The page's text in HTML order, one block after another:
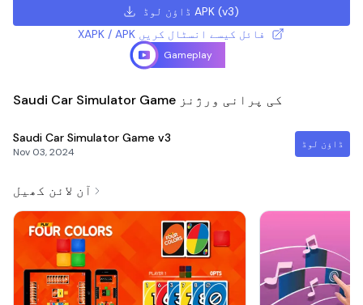
ڈاؤن لوڈ APK (v3)
XAPK / APK فائل کیسے انسٹال کریں
Gameplay
Saudi Car Simulator Game کی پرانی ورژنز
Saudi Car Simulator Game v3
Nov 03, 2024
ڈاؤن لوڈ
آن لائن کھیل